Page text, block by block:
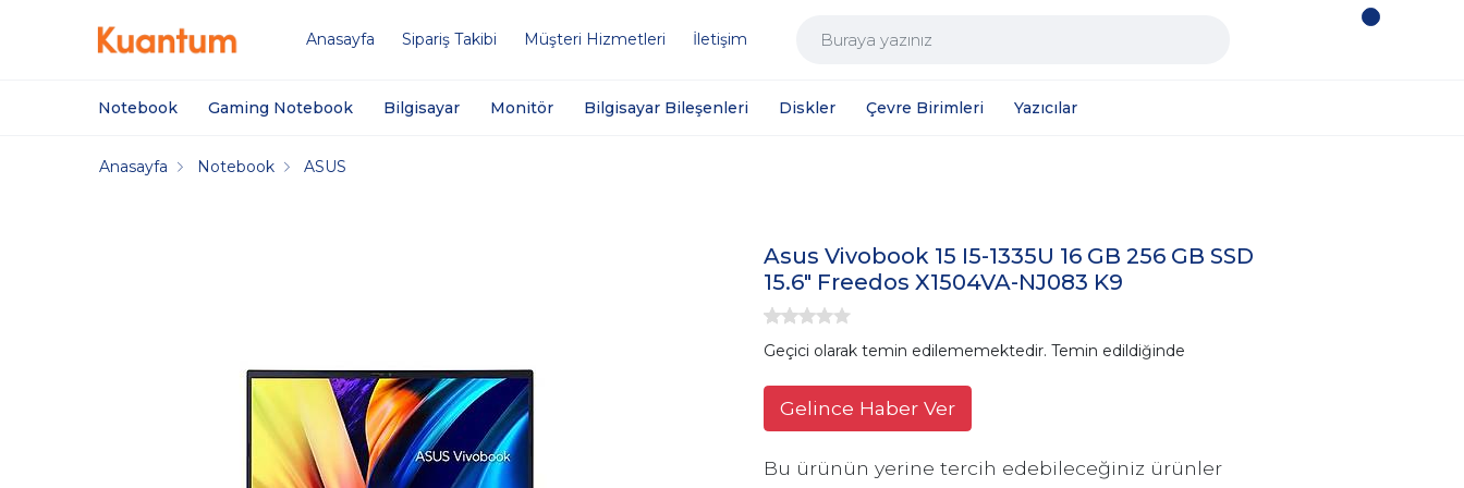
Anasayfa Sipariş Takibi Müşteri Hizmetleri İletişim
Notebook Gaming Notebook Bilgisayar Monitör Bilgisayar Bileşenleri Diskler Çevre Birimleri Yazıcılar
Anasayfa Notebook ASUS
Asus Vivobook 15 I5-1335U 16 GB 256 GB SSD
15.6" Freedos X1504VA-NJ083 K9
Geçici olarak temin edilememektedir. Temin edildiğinde
Gelince Haber Ver
Bu ürünün yerine tercih edebileceğiniz ürünler